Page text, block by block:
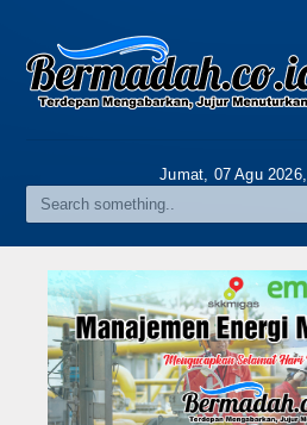
Home
Gallery
Riau
Daerah
Pekanbaru
Pelalawan
Jumat, 07 Agu 2026,